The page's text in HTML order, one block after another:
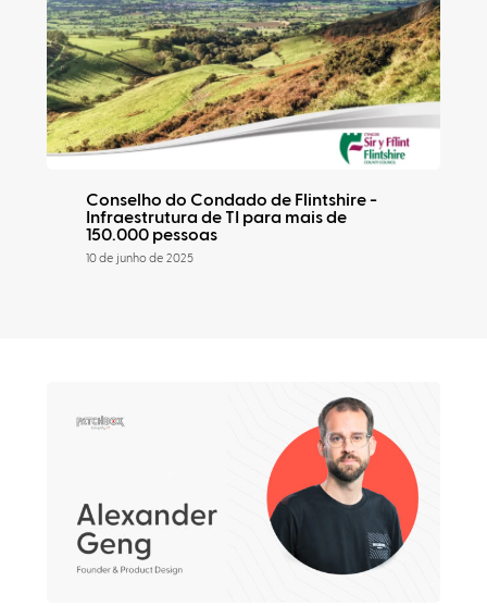
Conselho do Condado de Flintshire -
Infraestrutura de TI para mais de
150.000 pessoas
10 de junho de 2025